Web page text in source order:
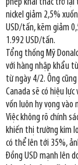
nickel giảm 2,5%
USD/tấn, kẽm giảm
1.992 USD/tấn.
Tổng thống Mỹ
với hàng nhập khẩu
từ ngày 4/2. Ông
Canada sẽ có hiệu
vốn luôn hy vọng vào
Việc không rõ chính
khiến thị trường kim
có thể lên tới 35%,
Đồng USD mạnh lên